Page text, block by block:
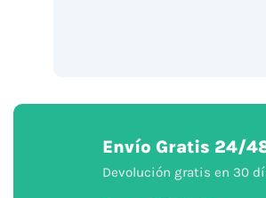
Envío Gratis 24/
Devolución gratis en 30